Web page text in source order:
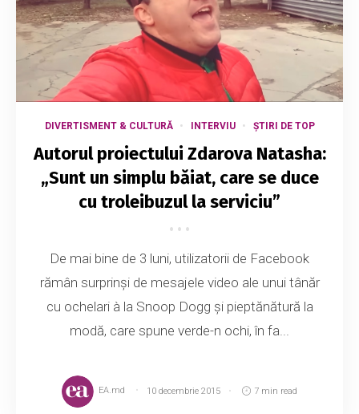
DIVERTISMENT & CULTURĂ INTERVIU ȘTIRI DE TOP
Autorul proiectului Zdarova Natasha:
„Sunt un simplu băiat, care se duce
cu troleibuzul la serviciu”
De mai bine de 3 luni, utilizatorii de Facebook
rămân surprinși de mesajele video ale unui tânăr
cu ochelari à la Snoop Dogg și pieptănătură la
modă, care spune verde-n ochi, în fa...
EA.md 10 decembrie 2015 7 min read